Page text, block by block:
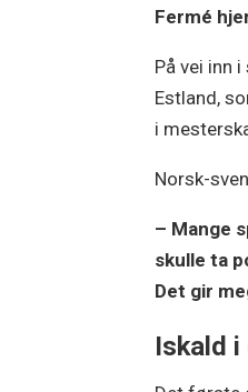
Fermé
På vei inn
Estland,
i
Norsk-
– Mange
skulle ta
Det gir
Iskald